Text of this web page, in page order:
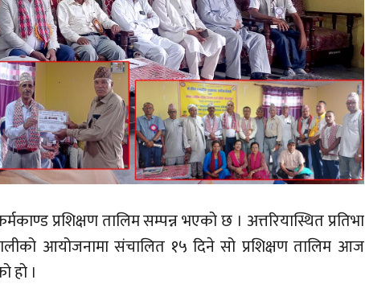
प्रशिक्षण तालिम सम्पन्न भएको छ । अत्तरियास्थित प्रतिभा
आयोजनामा संचालित १५ दिने सो प्रशिक्षण तालिम आज
हो ।